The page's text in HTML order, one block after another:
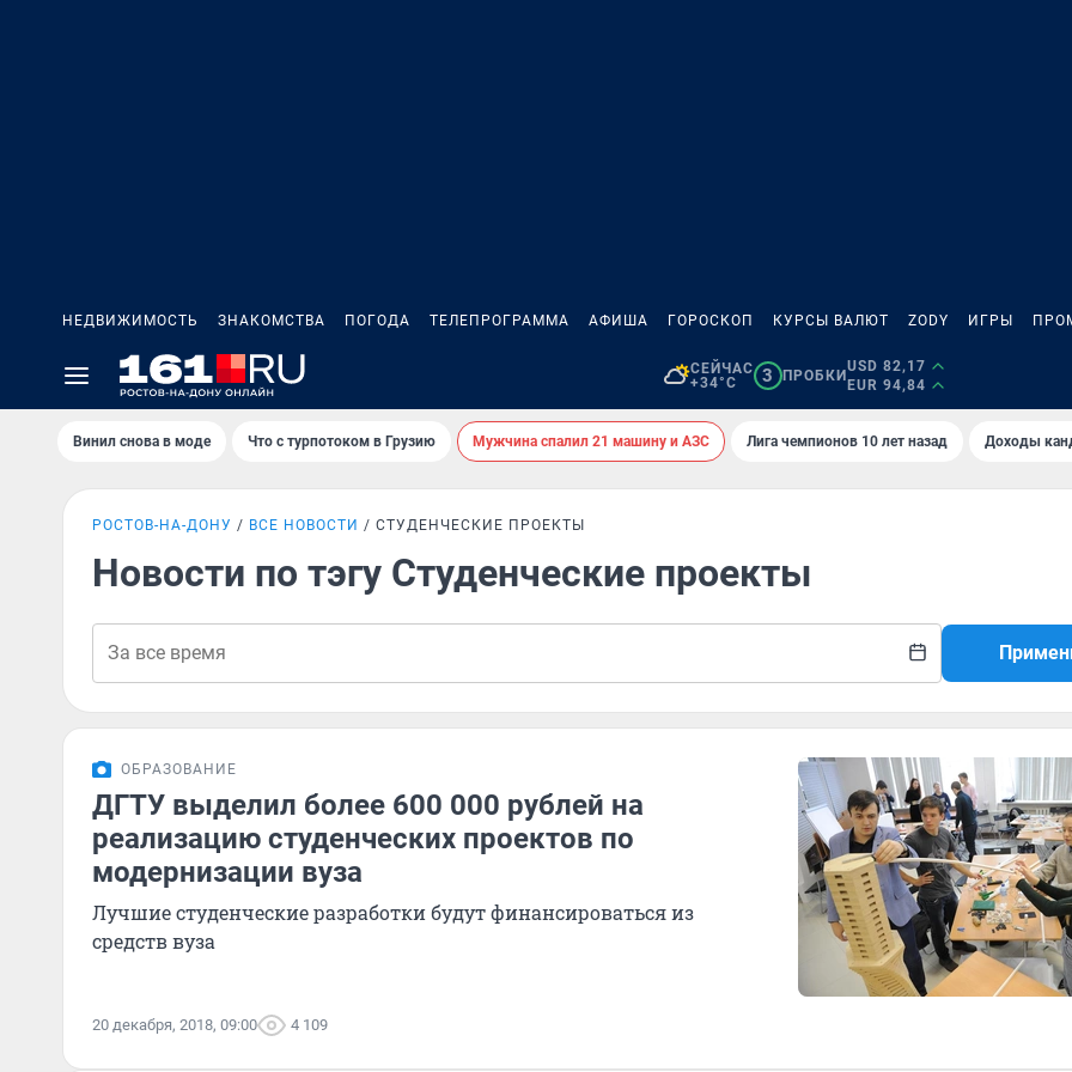
НЕДВИЖИМОСТЬ ЗНАКОМСТВА ПОГОДА ТЕЛЕПРОГРАММА АФИША ГОРОСКОП КУРСЫ ВАЛЮТ ZODY ИГРЫ
СЕЙЧАС
+34°C
3 ПРОБКИ
USD 82,17
EUR 94,84
Винил снова в моде Что с турпотоком в Грузию Мужчина спалил 21 машину и АЗС Лига чемпионов 10 лет назад Доходы
РОСТОВ-НА-ДОНУ ВСЕ НОВОСТИ СТУДЕНЧЕСКИЕ ПРОЕКТЫ
Новости по тэгу Студенческие проекты
ОБРАЗОВАНИЕ
ДГТУ выделил более 600 000 рублей на
реализацию студенческих проектов по
модернизации вуза
Лучшие студенческие разработки будут финансироваться из
средств вуза
20 декабря, 2018, 09:00 4 109